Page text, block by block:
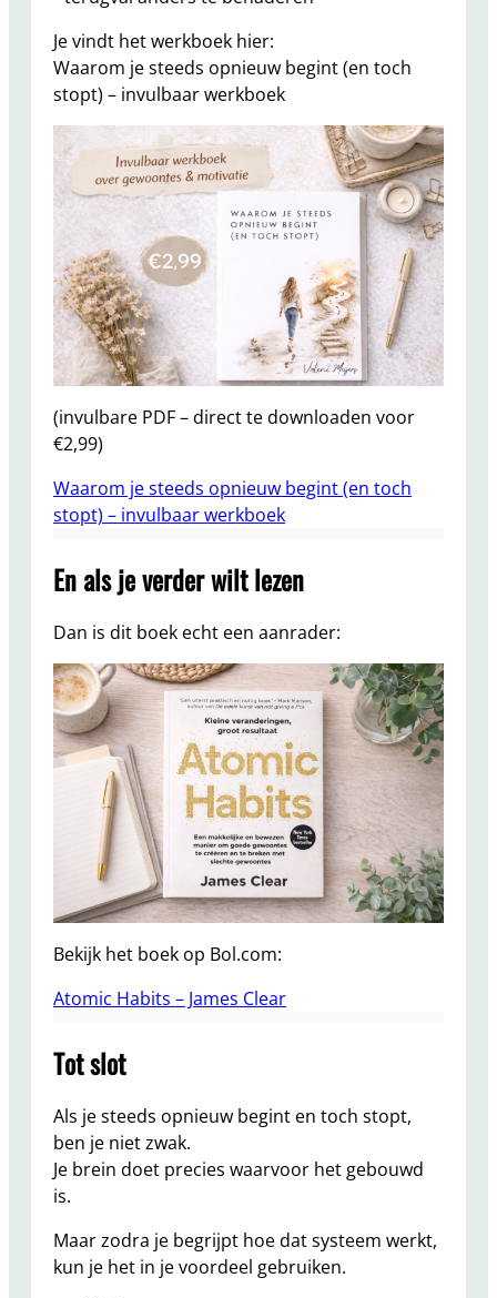
Je vindt het werkboek hier:
Waarom je steeds opnieuw begint (en toch
stopt) – invulbaar werkboek
(invulbare PDF – direct te downloaden voor
€2,99)
Waarom je steeds opnieuw begint (en toch
stopt) – invulbaar werkboek
En als je verder wilt lezen
Dan is dit boek echt een aanrader:
Bekijk het boek op Bol.com:
Atomic Habits – James Clear
Tot slot
Als je steeds opnieuw begint en toch stopt,
ben je niet zwak.
Je brein doet precies waarvoor het gebouwd
is.
Maar zodra je begrijpt hoe dat systeem werkt,
kun je het in je voordeel gebruiken.